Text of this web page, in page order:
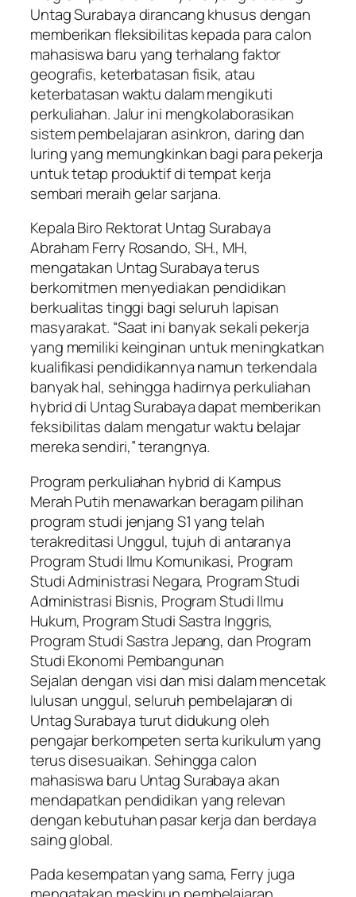
Untag Surabaya dirancang khusus dengan
memberikan fleksibilitas kepada para calon
mahasiswa baru yang terhalang faktor
geografis, keterbatasan fisik, atau
keterbatasan waktu dalam mengikuti
perkuliahan. Jalur ini mengkolaborasikan
sistem pembelajaran asinkron, daring dan
luring yang memungkinkan bagi para pekerja
untuk tetap produktif di tempat kerja
sembari meraih gelar sarjana.
Kepala Biro Rektorat Untag Surabaya
Abraham Ferry Rosando, SH., MH,
mengatakan Untag Surabaya terus
berkomitmen menyediakan pendidikan
berkualitas tinggi bagi seluruh lapisan
masyarakat. “Saat ini banyak sekali pekerja
yang memiliki keinginan untuk meningkatkan
kualifikasi pendidikannya namun terkendala
banyak hal, sehingga hadirnya perkuliahan
hybrid di Untag Surabaya dapat memberikan
feksibilitas dalam mengatur waktu belajar
mereka sendiri,” terangnya.
Program perkuliahan hybrid di Kampus
Merah Putih menawarkan beragam pilihan
program studi jenjang S1 yang telah
terakreditasi Unggul, tujuh di antaranya
Program Studi Ilmu Komunikasi, Program
Studi Administrasi Negara, Program Studi
Administrasi Bisnis, Program Studi Ilmu
Hukum, Program Studi Sastra Inggris,
Program Studi Sastra Jepang, dan Program
Studi Ekonomi Pembangunan
Sejalan dengan visi dan misi dalam mencetak
lulusan unggul, seluruh pembelajaran di
Untag Surabaya turut didukung oleh
pengajar berkompeten serta kurikulum yang
terus disesuaikan. Sehingga calon
mahasiswa baru Untag Surabaya akan
mendapatkan pendidikan yang relevan
dengan kebutuhan pasar kerja dan berdaya
saing global.
Pada kesempatan yang sama, Ferry juga